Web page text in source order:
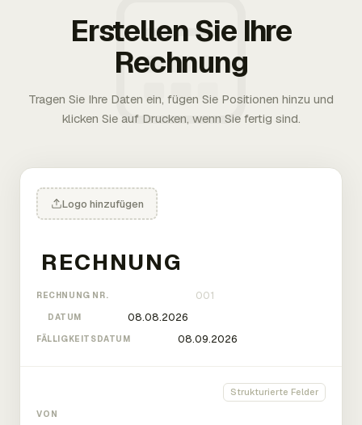
Erstellen Sie Ihre
Rechnung
Tragen Sie Ihre Daten ein, fügen Sie Positionen hinzu und
klicken Sie auf Drucken, wenn Sie fertig sind.
Logo hinzufügen
RECHNUNG NR.
DATUM
FÄLLIGKEITSDATUM
Strukturierte Felder
VON